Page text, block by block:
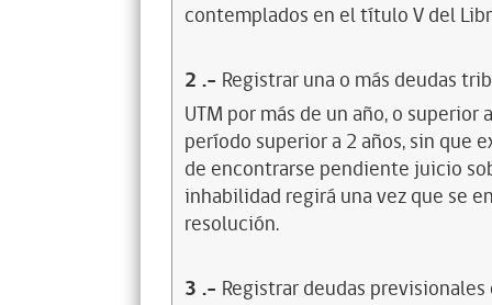
contemplados en el título V del
2 .- Registrar una o más deudas
UTM por más de un año, o
período superior a 2 años, sin que
de encontrarse pendiente juicio
inhabilidad regirá una vez que se
resolución.
3 .- Registrar deudas